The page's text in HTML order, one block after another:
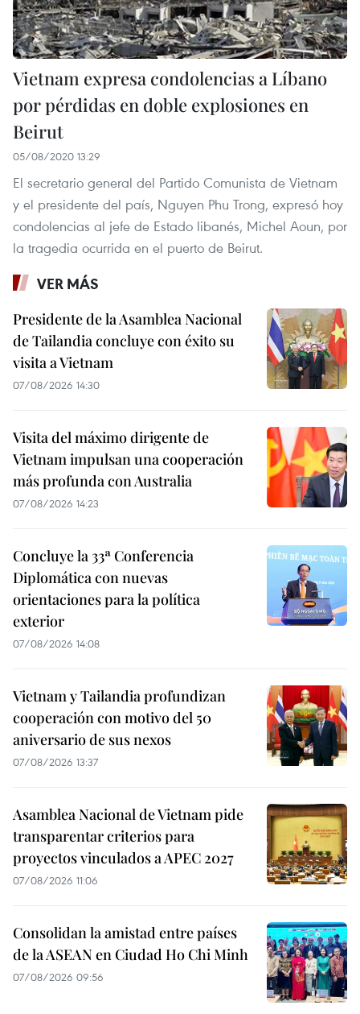
Vietnam expresa condolencias a Líbano
por pérdidas en doble explosiones en
Beirut
05/08/2020 13:29
El secretario general del Partido Comunista de Vietnam
y el presidente del país, Nguyen Phu Trong, expresó hoy
condolencias al jefe de Estado libanés, Michel Aoun, por
la tragedia ocurrida en el puerto de Beirut.
VER MÁS
Presidente de la Asamblea Nacional
de Tailandia concluye con éxito su
visita a Vietnam
07/08/2026 14:30
Visita del máximo dirigente de
Vietnam impulsan una cooperación
más profunda con Australia
07/08/2026 14:23
Concluye la 33ª Conferencia
Diplomática con nuevas
orientaciones para la política
exterior
07/08/2026 14:08
Vietnam y Tailandia profundizan
cooperación con motivo del 50
aniversario de sus nexos
07/08/2026 13:37
Asamblea Nacional de Vietnam pide
transparentar criterios para
proyectos vinculados a APEC 2027
07/08/2026 11:06
Consolidan la amistad entre países
de la ASEAN en Ciudad Ho Chi Minh
07/08/2026 09:56